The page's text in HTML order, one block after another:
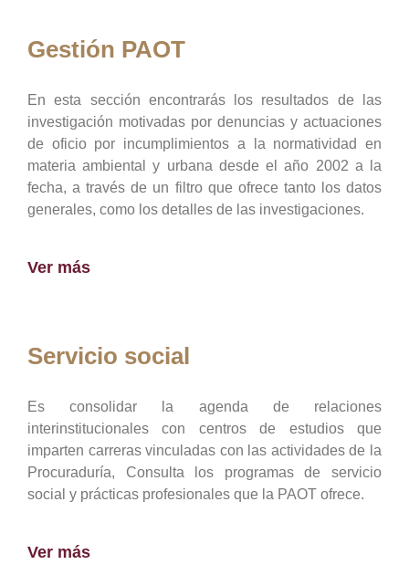
Gestión PAOT
En esta sección encontrarás los resultados de las
investigación motivadas por denuncias y actuaciones
de oficio por incumplimientos a la normatividad en
materia ambiental y urbana desde el año 2002 a la
fecha, a través de un filtro que ofrece tanto los datos
generales, como los detalles de las investigaciones.
Ver más
Servicio social
Es consolidar la agenda de relaciones
interinstitucionales con centros de estudios que
imparten carreras vinculadas con las actividades de la
Procuraduría, Consulta los programas de servicio
social y prácticas profesionales que la PAOT ofrece.
Ver más